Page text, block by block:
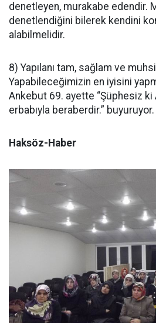
denetleyen, murakabe edendir.
denetlendiğini bilerek kendini
alabilmelidir.
8) Yapılanı tam, sağlam ve
Yapabileceğimizin en iyisini
Ankebut 69. ayette “Şüphesiz ki
erbabıyla beraberdir.” buyuruyor.
Haksöz-Haber